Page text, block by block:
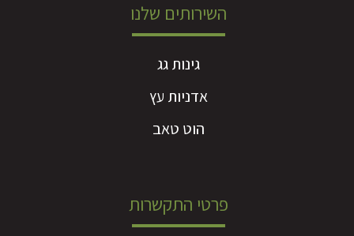
השירותים שלנו
גינות גג
אדניות עץ
הוט טאב
פרטי התקשרות